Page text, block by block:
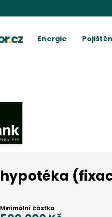
Energie
Kalkulačka elektřiny
Povinné
hypotéka
Minimální částka